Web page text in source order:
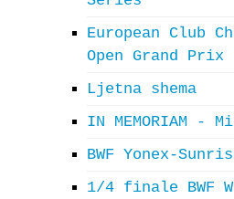
European Club
Open Grand Prix
Ljetna shema
IN MEMORIAM -
BWF Yonex-
1/4 finale BWF